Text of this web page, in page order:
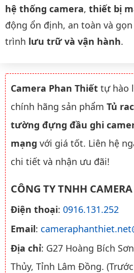
hệ thống camera, thiết bị
động ổn định, an toàn và
trình lưu trữ và vận hành.
Camera Phan Thiết tự hào
chính hãng sản phẩm Tủ
tường đựng đầu ghi
mạng với giá tốt. Liên hệ
chi tiết và nhận ưu đãi!
CÔNG TY TNHH
Điện thoại: 0916.131.252
Email:
Địa chỉ: G27 Hoàng Bích
Thủy, Tỉnh Lâm Đồng.